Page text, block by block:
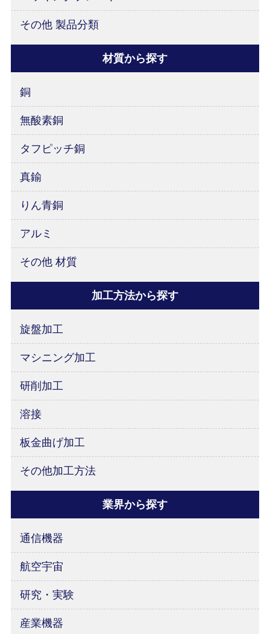
その他 製品分類
材質から探す
銅
無酸素銅
タフピッチ銅
真鍮
りん青銅
アルミ
その他 材質
加工方法から探す
旋盤加工
マシニング加工
研削加工
溶接
板金曲げ加工
その他加工方法
業界から探す
通信機器
航空宇宙
研究・実験
産業機器